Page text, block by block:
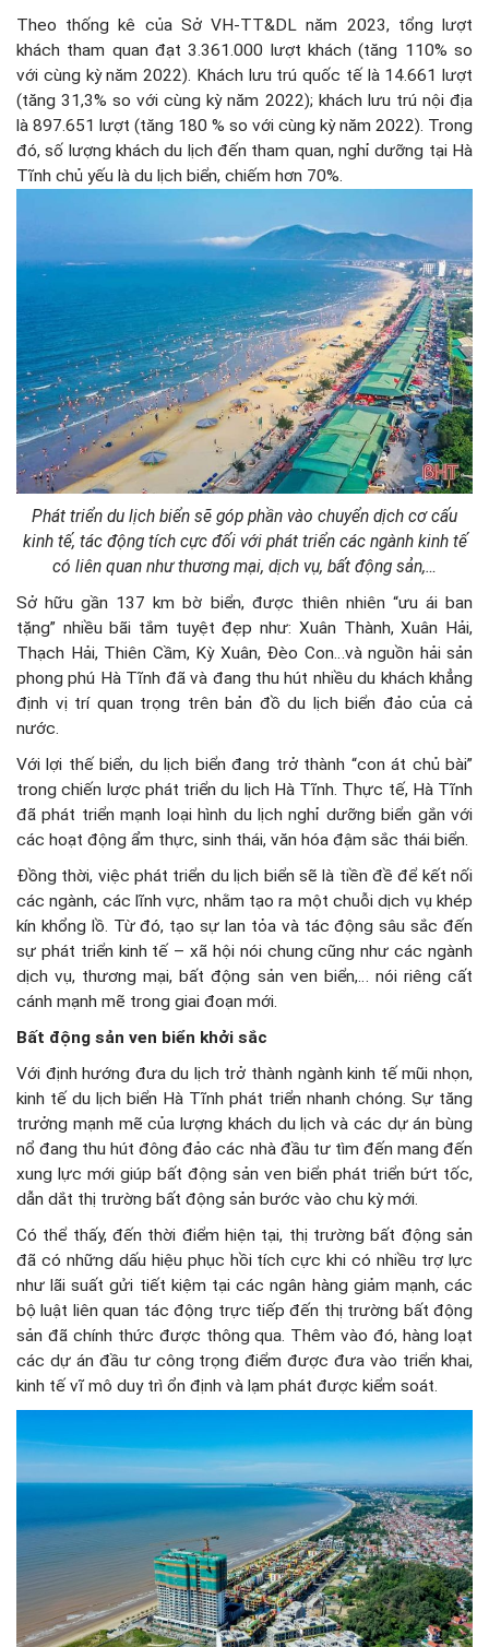
Theo thống kê của Sở VH-TT&DL năm 2023, tổng lượt
khách tham quan đạt 3.361.000 lượt khách (tăng 110% so
với cùng kỳ năm 2022). Khách lưu trú quốc tế là 14.661 lượt
(tăng 31,3% so với cùng kỳ năm 2022); khách lưu trú nội địa
là 897.651 lượt (tăng 180 % so với cùng kỳ năm 2022). Trong
đó, số lượng khách du lịch đến tham quan, nghỉ dưỡng tại Hà
Tĩnh chủ yếu là du lịch biển, chiếm hơn 70%.
Phát triển du lịch biển sẽ góp phần vào chuyển dịch cơ cấu
kinh tế, tác động tích cực đối với phát triển các ngành kinh tế
có liên quan như thương mại, dịch vụ, bất động sản,…
Sở hữu gần 137 km bờ biển, được thiên nhiên “ưu ái ban
tặng” nhiều bãi tắm tuyệt đẹp như: Xuân Thành, Xuân Hải,
Thạch Hải, Thiên Cầm, Kỳ Xuân, Đèo Con…và nguồn hải sản
phong phú Hà Tĩnh đã và đang thu hút nhiều du khách khẳng
định vị trí quan trọng trên bản đồ du lịch biển đảo của cả
nước.
Với lợi thế biển, du lịch biển đang trở thành “con át chủ bài”
trong chiến lược phát triển du lịch Hà Tĩnh. Thực tế, Hà Tĩnh
đã phát triển mạnh loại hình du lịch nghỉ dưỡng biển gắn với
các hoạt động ẩm thực, sinh thái, văn hóa đậm sắc thái biển.
Đồng thời, việc phát triển du lịch biển sẽ là tiền đề để kết nối
các ngành, các lĩnh vực, nhằm tạo ra một chuỗi dịch vụ khép
kín khổng lồ. Từ đó, tạo sự lan tỏa và tác động sâu sắc đến
sự phát triển kinh tế – xã hội nói chung cũng như các ngành
dịch vụ, thương mại, bất động sản ven biển,… nói riêng cất
cánh mạnh mẽ trong giai đoạn mới.
Bất động sản ven biển khởi sắc
Với định hướng đưa du lịch trở thành ngành kinh tế mũi nhọn,
kinh tế du lịch biển Hà Tĩnh phát triển nhanh chóng. Sự tăng
trưởng mạnh mẽ của lượng khách du lịch và các dự án bùng
nổ đang thu hút đông đảo các nhà đầu tư tìm đến mang đến
xung lực mới giúp bất động sản ven biển phát triển bứt tốc,
dẫn dắt thị trường bất động sản bước vào chu kỳ mới.
Có thể thấy, đến thời điểm hiện tại, thị trường bất động sản
đã có những dấu hiệu phục hồi tích cực khi có nhiều trợ lực
như lãi suất gửi tiết kiệm tại các ngân hàng giảm mạnh, các
bộ luật liên quan tác động trực tiếp đến thị trường bất động
sản đã chính thức được thông qua. Thêm vào đó, hàng loạt
các dự án đầu tư công trọng điểm được đưa vào triển khai,
kinh tế vĩ mô duy trì ổn định và lạm phát được kiểm soát.